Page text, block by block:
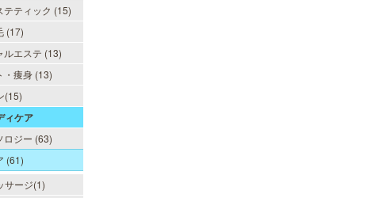
テティック (15)
(17)
ルエステ (13)
・痩身 (13)
(15)
ィケア
ロジー (63)
(61)
サージ(1)